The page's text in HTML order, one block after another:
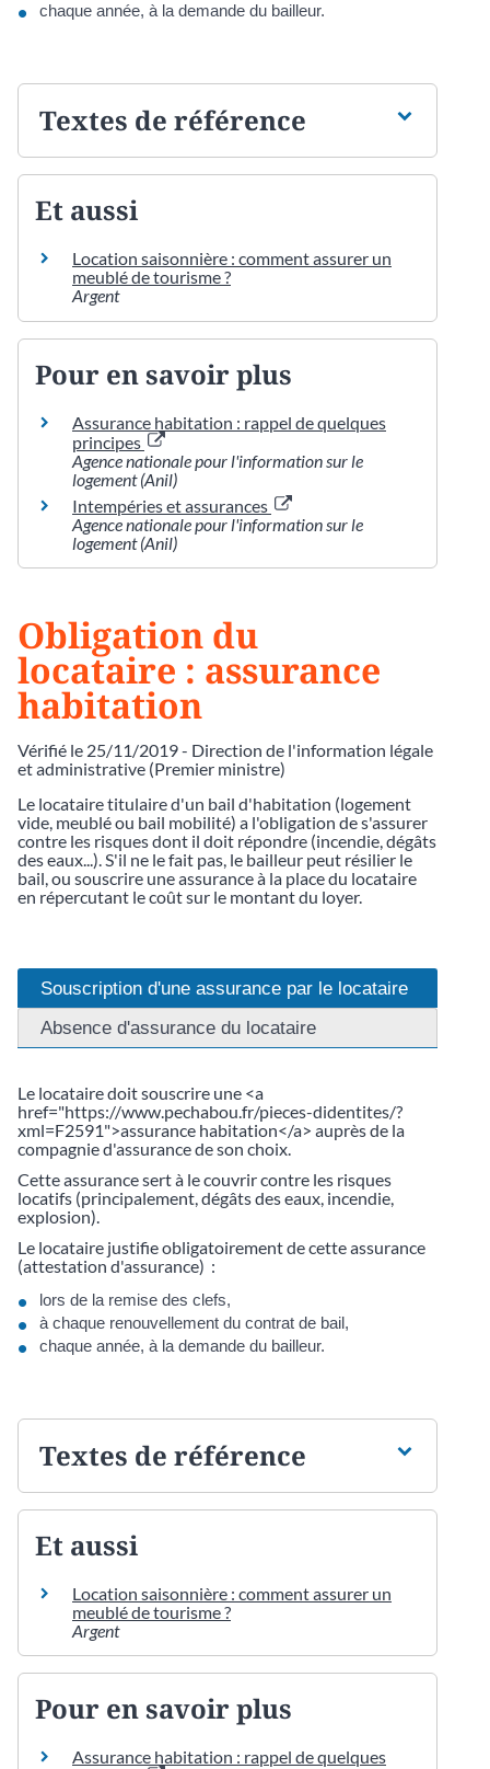
chaque année, à la demande du bailleur.
Textes de référence
Et aussi
Location saisonnière : comment assurer un
meublé de tourisme ?
Argent
Pour en savoir plus
Assurance habitation : rappel de quelques
principes
Agence nationale pour l'information sur le
logement (Anil)
Intempéries et assurances
Agence nationale pour l'information sur le
logement (Anil)
Obligation du
locataire : assurance
habitation
Vérifié le 25/11/2019 - Direction de l'information légale
et administrative (Premier ministre)
Le locataire titulaire d'un bail d'habitation (logement
vide, meublé ou bail mobilité) a l'obligation de s'assurer
contre les risques dont il doit répondre (incendie, dégâts
des eaux...). S'il ne le fait pas, le bailleur peut résilier le
bail, ou souscrire une assurance à la place du locataire
en répercutant le coût sur le montant du loyer.
Souscription d'une assurance par le locataire
Absence d'assurance du locataire
Le locataire doit souscrire une <a
href="https://www.pechabou.fr/pieces-didentites/?
xml=F2591">assurance habitation</a> auprès de la
compagnie d'assurance de son choix.
Cette assurance sert à le couvrir contre les risques
locatifs (principalement, dégâts des eaux, incendie,
explosion).
Le locataire justifie obligatoirement de cette assurance
(attestation d'assurance) :
lors de la remise des clefs,
à chaque renouvellement du contrat de bail,
chaque année, à la demande du bailleur.
Textes de référence
Et aussi
Location saisonnière : comment assurer un
meublé de tourisme ?
Argent
Pour en savoir plus
Assurance habitation : rappel de quelques